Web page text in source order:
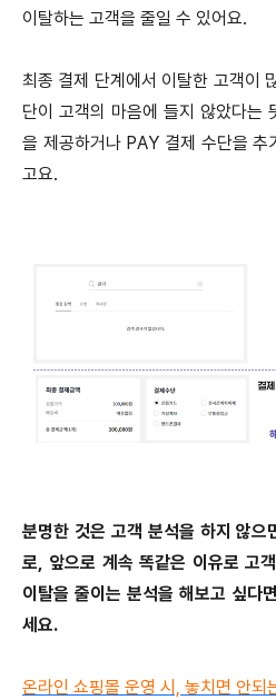
이탈하는 고객을 줄일 수 있어요.
최종 결제 단계에서 이탈한 고객이
단이 고객의 마음에 들지 않았다는
을 제공하거나 PAY 결제 수단을 추
고요.
분명한 것은 고객 분석을 하지 않으
로, 앞으로 계속 똑같은 이유로 고
이탈을 줄이는 분석을 해보고 싶다
세요.
온라인 쇼핑몰 운영 시, 놓치면 안되